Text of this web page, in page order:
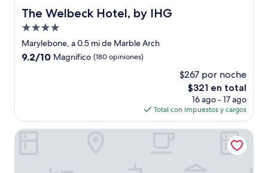
The Welbeck Hotel, by IHG
The Welbeck Hotel, by IHG
Propiedad
de
4.0
Marylebone, a 0.5 mi de Marble Arch
9.2
9.2/10 Magnífico (180 opiniones)
$267 por noche
El
precio
actual
es
de
$321 en total
16 ago - 17 ago
Total con impuestos y cargos
Nobu London Portman Square